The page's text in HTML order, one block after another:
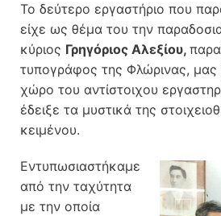
Το δεύτερο εργαστήριο που
είχε ως θέμα του την
κύριος Γρηγόριος Αλεξίου,
τυπογράφος της Φλώρινας,
χώρο του αντίστοιχου
έδειξε τα μυστικά της
κειμένου.
Εντυπωσιαστήκαμε
από την ταχύτητα
με την οποία